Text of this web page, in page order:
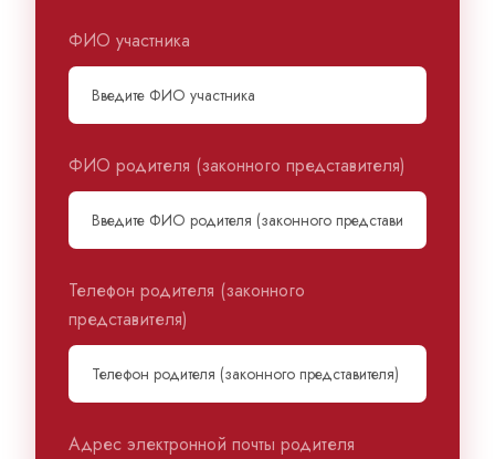
ФИО участника
ФИО родителя (законного представителя)
Телефон родителя (законного
представителя)
Адрес электронной почты родителя